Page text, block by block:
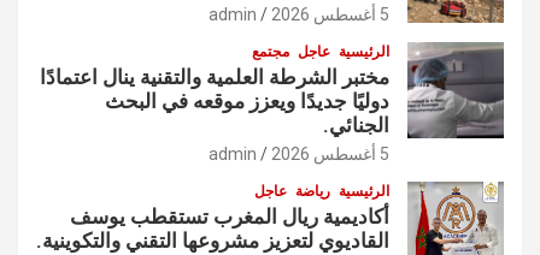
5 أغسطس 2026 admin
الرئيسية عاجل مجتمع
مختبر الشرطة العلمية والتقنية ينال اعتمادًا
دوليًا جديدًا ويعزز موقعه في البحث
الجنائي.
5 أغسطس 2026 admin
الرئيسية رياضة عاجل
أكاديمية ريال المغرب تستقطب يوسف
القاديوي لتعزيز مشروعها التقني والتكوينية.